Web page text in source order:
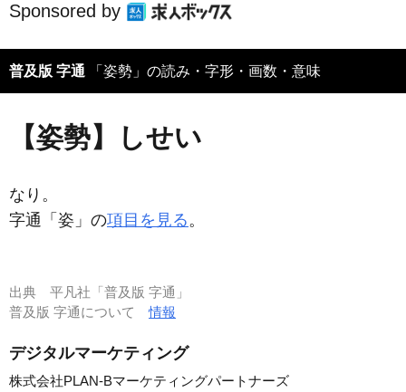
Sponsored by
普及版 字通 「姿勢」の読み・字形・画数・意味
【姿勢】しせい
なり。
字通「姿」の項目を見る。
出典 平凡社「普及版 字通」
普及版 字通について情報
デジタルマーケティング
株式会社PLAN‐Bマーケティングパートナーズ